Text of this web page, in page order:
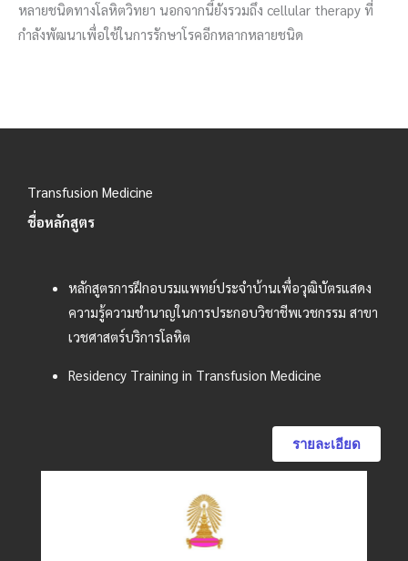
หลายชนิดทางโลหิตวิทยา นอกจากนี้ยังรวมถึง cellular therapy ที่
กำลังพัฒนาเพื่อใช้ในการรักษาโรคอีกหลากหลายชนิด
Transfusion Medicine
ชื่อหลักสูตร
หลักสูตรการฝึกอบรมแพทย์ประจำบ้านเพื่อวุฒิบัตรแสดง
ความรู้ความชำนาญในการประกอบวิชาชีพเวชกรรม สาขา
เวชศาสตร์บริการโลหิต
Residency Training in Transfusion Medicine
รายละเอียด